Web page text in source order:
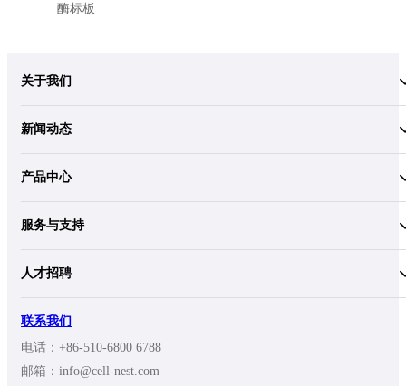
酶标板
关于我们
新闻动态
产品中心
服务与支持
人才招聘
联系我们
电话：+86-510-6800 6788
邮箱：info@cell-nest.com